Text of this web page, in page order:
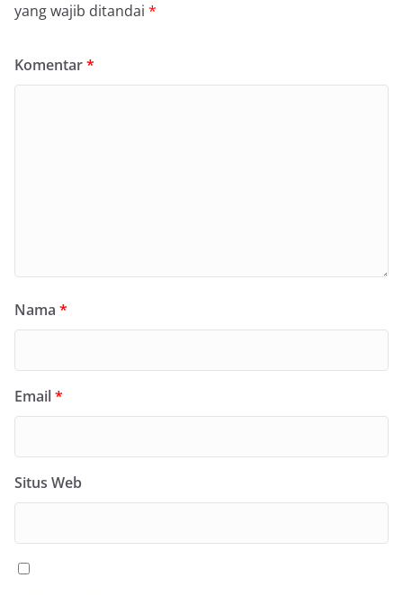
yang wajib ditandai *
Komentar*
Nama *
Email*
Situs Web